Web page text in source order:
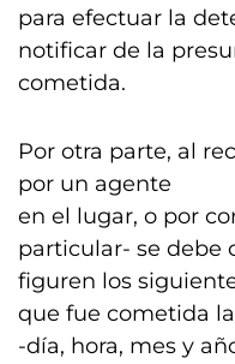
para efectuar la
notificar de la
cometida.
Por otra parte, al
por un agente
en el lugar, o por
particular- se debe
figuren los
que fue cometida
-día, hora, mes y